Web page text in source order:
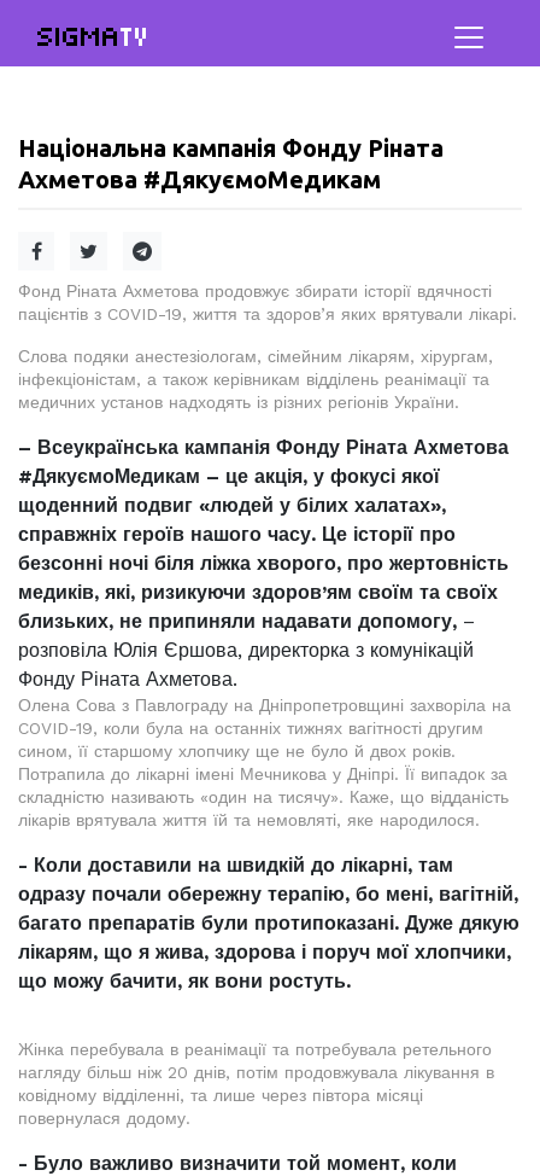
SIGMATV
Національна кампанія Фонду Ріната
Ахметова #ДякуємоМедикам
Фонд Ріната Ахметова продовжує збирати історії вдячності
пацієнтів з COVID-19, життя та здоров’я яких врятували лікарі.
Слова подяки анестезіологам, сімейним лікарям, хірургам,
інфекціоністам, а також керівникам відділень реанімації та
медичних установ надходять із різних регіонів України.
– Всеукраїнська кампанія Фонду Ріната Ахметова
#ДякуємоМедикам – це акція, у фокусі якої
щоденний подвиг «людей у білих халатах»,
справжніх героїв нашого часу. Це історії про
безсонні ночі біля ліжка хворого, про жертовність
медиків, які, ризикуючи здоров’ям своїм та своїх
близьких, не припиняли надавати допомогу, –
розповіла Юлія Єршова, директорка з комунікацій
Фонду Ріната Ахметова.
Олена Сова з Павлограду на Дніпропетровщині захворіла на
COVID-19, коли була на останніх тижнях вагітності другим
сином, її старшому хлопчику ще не було й двох років.
Потрапила до лікарні імені Мечникова у Дніпрі. Її випадок за
складністю називають «один на тисячу». Каже, що відданість
лікарів врятувала життя їй та немовляті, яке народилося.
- Коли доставили на швидкій до лікарні, там
одразу почали обережну терапію, бо мені, вагітній,
багато препаратів були протипоказані. Дуже дякую
лікарям, що я жива, здорова і поруч мої хлопчики,
що можу бачити, як вони ростуть.
Жінка перебувала в реанімації та потребувала ретельного
нагляду більш ніж 20 днів, потім продовжувала лікування в
ковідному відділенні, та лише через півтора місяці
повернулася додому.
- Було важливо визначити той момент, коли